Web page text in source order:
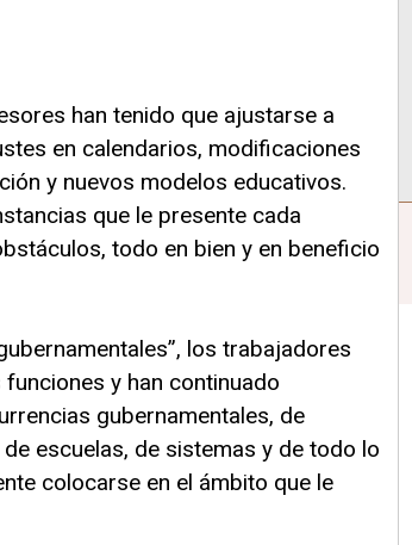
han tenido que ajustarse a
en calendarios, modificaciones
y nuevos modelos educativos.
que le presente cada
todo en bien y en beneficio
los trabajadores
y han continuado
gubernamentales, de
escuelas, de sistemas y de todo lo
colocarse en el ámbito que le